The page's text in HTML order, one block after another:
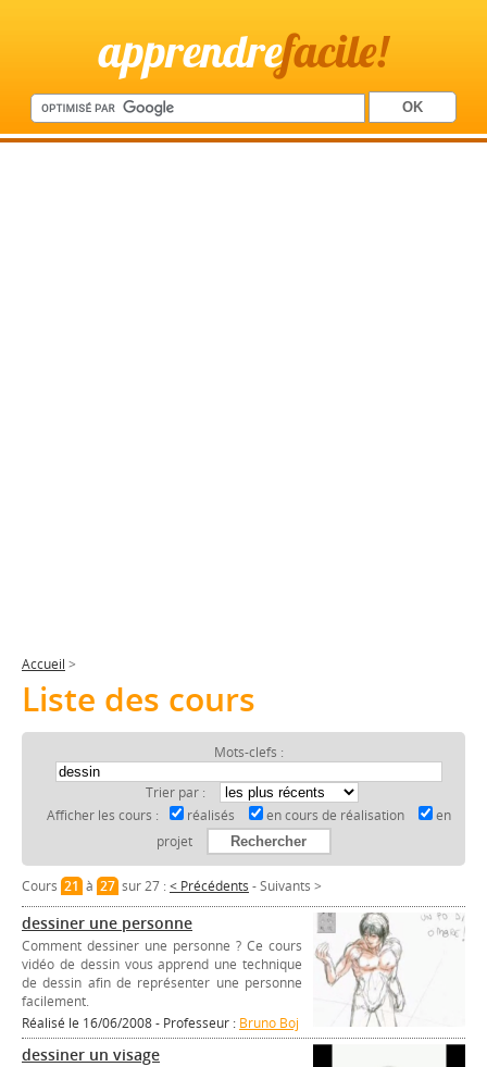
apprendrefacile!
Accueil >
Liste des cours
Mots-clefs :
Trier par :
Afficher les cours :
réalisés en cours de réalisation
en
projet
Cours 21à 27sur 27 :< Précédents -Suivants >
dessiner une personne
Comment dessiner une personne ? Ce cours
vidéo de dessin vous apprend une technique
de dessin afin de représenter une personne
facilement.
Réalisé le 16/06/2008 - Professeur : Bruno Boj
dessiner un visage